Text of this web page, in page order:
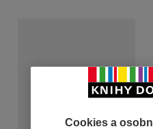
Cookies a